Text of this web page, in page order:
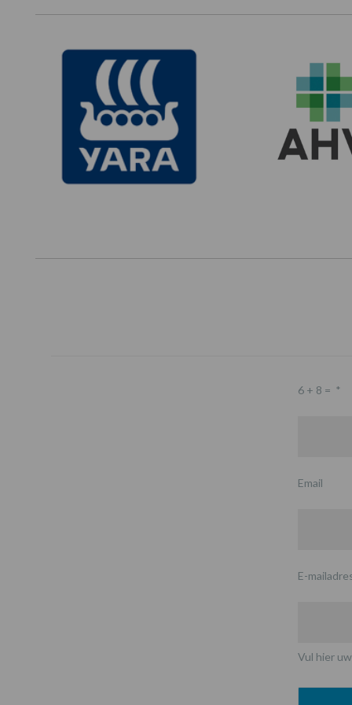
6 + 8 = *
Email
E-
Vul hier